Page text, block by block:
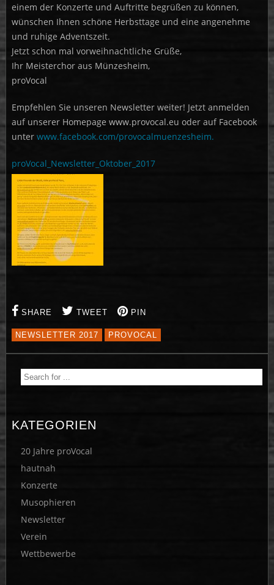
einem der Konzerte und Auftritte begrüßen zu können,
wünschen Ihnen schöne Herbsttage und eine angenehme
und ruhige Adventszeit.
Jetzt schon mal vorweihnachtliche Grüße,
Ihr Meisterchor aus Münzesheim,
proVocal
Empfehlen Sie unseren Newsletter weiter! Jetzt anmelden
auf unserer Homepage www.provocal.eu oder auf Facebook
unter www.facebook.com/provocalmuenzesheim.
proVocal_Newsletter_Oktober_2017
SHARE TWEET PIN
NEWSLETTER 2017 PROVOCAL
KATEGORIEN
20 Jahre proVocal
hautnah
Konzerte
Musophieren
Newsletter
Verein
Wettbewerbe